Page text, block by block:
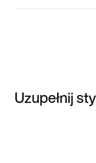
Uzupełnij